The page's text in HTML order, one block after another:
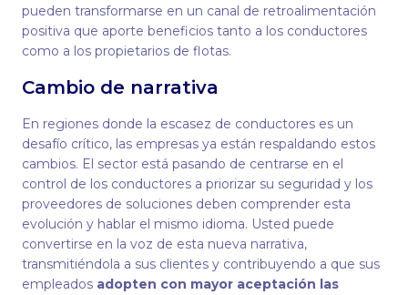
pueden transformarse en un canal de retroalimentación
positiva que aporte beneficios tanto a los conductores
como a los propietarios de flotas.
Cambio de narrativa
En regiones donde la escasez de conductores es un
desafío crítico, las empresas ya están respaldando estos
cambios. El sector está pasando de centrarse en el
control de los conductores a priorizar su seguridad y los
proveedores de soluciones deben comprender esta
evolución y hablar el mismo idioma. Usted puede
convertirse en la voz de esta nueva narrativa,
transmitiéndola a sus clientes y contribuyendo a que sus
empleados adopten con mayor aceptación las